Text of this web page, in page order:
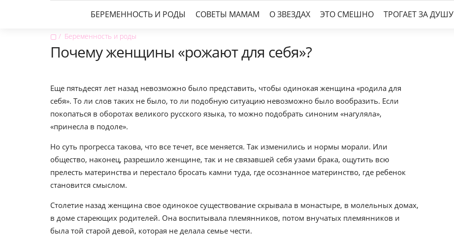
БЕРЕМЕННОСТЬ И РОДЫ СОВЕТЫ МАМАМ О ЗВЕЗДАХ ЭТО СМЕШНО ТРОГАЕТ ЗА ДУШУ
▢ Беременность и роды
Почему женщины «рожают для себя»?
Еще пятьдесят лет назад невозможно было представить, чтобы одинокая женщина «родила для
себя». То ли слов таких не было, то ли подобную ситуацию невозможно было вообразить. Если
покопаться в оборотах великого русского языка, то можно подобрать синоним «нагуляла»,
«принесла в подоле».
Но суть прогресса такова, что все течет, все меняется. Так изменились и нормы морали. Или
общество, наконец, разрешило женщине, так и не связавшей себя узами брака, ощутить всю
прелесть материнства и перестало бросать камни туда, где осознанное материнство, где ребенок
становится смыслом.
Столетие назад женщина свое одинокое существование скрывала в монастыре, в молельных домах,
в доме стареющих родителей. Она воспитывала племянников, потом внучатых племянников и
была той старой девой, которая не делала семье чести.